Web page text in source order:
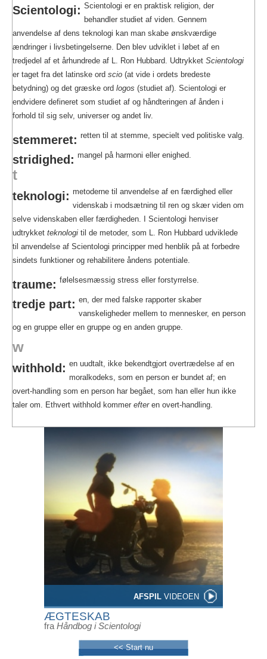
AFSPIL VIDEOEN
ÆGTESKAB
fra Håndbog i Scientologi
<< Start nu
Scientologi: Scientologi er en praktisk religion, der
behandler studiet af viden. Gennem
anvendelse af dens teknologi kan man skabe ønskværdige
ændringer i livsbetingelserne. Den blev udviklet i løbet af en
tredjedel af et århundrede af L. Ron Hubbard. Udtrykket Scientologi
er taget fra det latinske ord scio (at vide i ordets bredeste
betydning) og det græske ord logos (studiet af). Scientologi er
endvidere defineret som studiet af og håndteringen af ånden i
forhold til sig selv, universer og andet liv.
stemmeret: retten til at stemme, specielt ved politiske valg.
stridighed: mangel på harmoni eller enighed.
t
teknologi: metoderne til anvendelse af en færdighed eller
videnskab i modsætning til ren og skær viden om
selve videnskaben eller færdigheden. I Scientologi henviser
udtrykket teknologi til de metoder, som L. Ron Hubbard udviklede
til anvendelse af Scientologi principper med henblik på at forbedre
sindets funktioner og rehabilitere åndens potentiale.
traume: følelsesmæssig stress eller forstyrrelse.
tredje part: en, der med falske rapporter skaber
vanskeligheder mellem to mennesker, en person
og en gruppe eller en gruppe og en anden gruppe.
w
withhold: en uudtalt, ikke bekendtgjort overtrædelse af en
moralkodeks, som en person er bundet af; en
overt-handling som en person har begået, som han eller hun ikke
taler om. Ethvert withhold kommer efter en overt-handling.